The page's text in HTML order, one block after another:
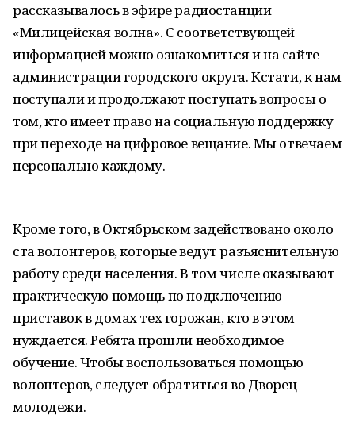
рассказывалось в эфире радиостанции
«Милицейская волна». С соответствующей
информацией можно ознакомиться и на сайте
администрации городского округа. Кстати, к нам
поступали и продолжают поступать вопросы о
том, кто имеет право на социальную поддержку
при переходе на цифровое вещание. Мы отвечаем
персонально каждому.
Кроме того, в Октябрьском задействовано около
ста волонтеров, которые ведут разъяснительную
работу среди населения. В том числе оказывают
практическую помощь по подключению
приставок в домах тех горожан, кто в этом
нуждается. Ребята прошли необходимое
обучение. Чтобы воспользоваться помощью
волонтеров, следует обратиться во Дворец
молодежи.